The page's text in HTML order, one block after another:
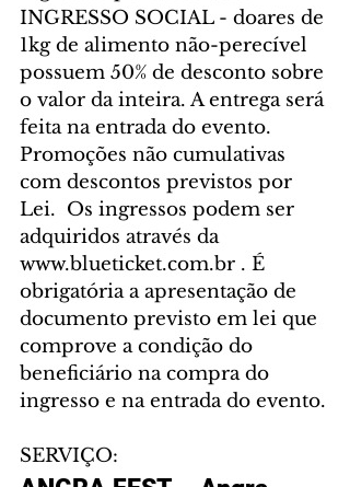
INGRESSO SOCIAL - doares de
1kg de alimento não-perecível
possuem 50% de desconto sobre
o valor da inteira. A entrega será
feita na entrada do evento.
Promoções não cumulativas
com descontos previstos por
Lei.  Os ingressos podem ser
adquiridos através da
www.blueticket.com.br . É
obrigatória a apresentação de
documento previsto em lei que
comprove a condição do
beneficiário na compra do
ingresso e na entrada do evento.
SERVIÇO: